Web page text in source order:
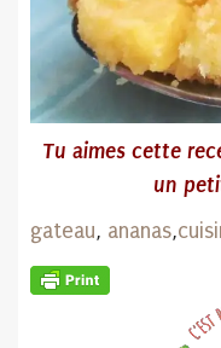
Tu aimes cette
un
gateau, ananas,